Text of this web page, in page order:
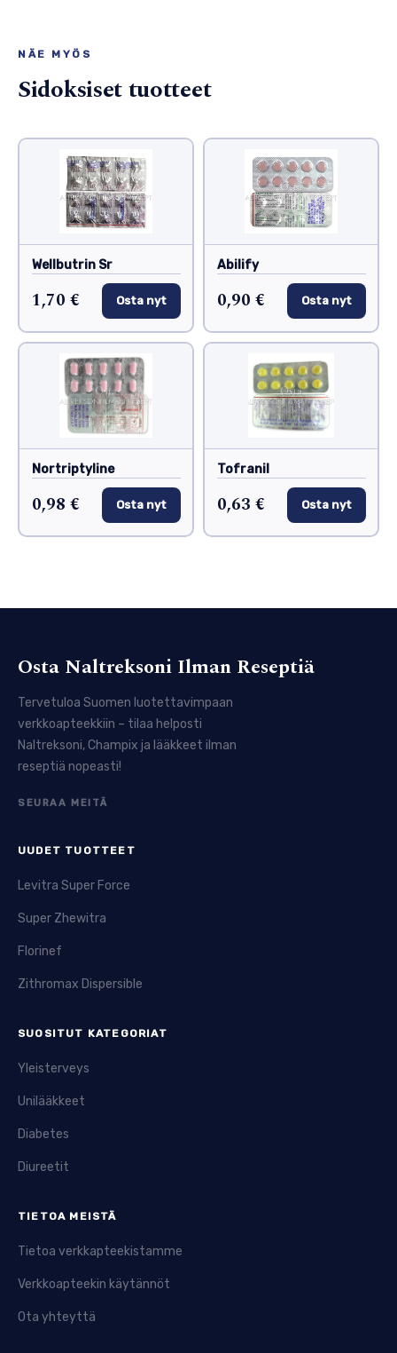
NÄE MYÖS
Sidoksiset tuotteet
Wellbutrin Sr
1,70 € Osta nyt
Abilify
0,90 € Osta nyt
Nortriptyline
0,98 € Osta nyt
Tofranil
0,63 € Osta nyt
Osta Naltreksoni Ilman Reseptiä
Tervetuloa Suomen luotettavimpaan
verkkoapteekkiin – tilaa helposti
Naltreksoni, Champix ja lääkkeet ilman
reseptiä nopeasti!
SEURAA MEITÄ
UUDET TUOTTEET
Levitra Super Force
Super Zhewitra
Florinef
Zithromax Dispersible
SUOSITUT KATEGORIAT
Yleisterveys
Unilääkkeet
Diabetes
Diureetit
TIETOA MEISTÄ
Tietoa verkkapteekistamme
Verkkoapteekin käytännöt
Ota yhteyttä